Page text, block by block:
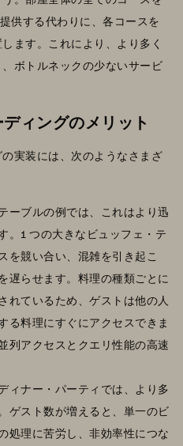
供する代わりに、各コースを
ます。これにより、より多く
ボトルネックの少ないサービ
ィングのメリット
実装には、次のようなさまざ
ーブルの例では、これはより迅
。1 つの大きなビュッフェ・テ
を競い合い、混雑を引き起こ
遅らせます。料理の種類ごとに
れているため、ゲストは他の人
る料理にすぐにアクセスできま
列アクセスとクエリ性能の高速
ィナー・パーティでは、より多
ゲスト数が増えると、単一のビ
処理に苦労し、非効率性につな